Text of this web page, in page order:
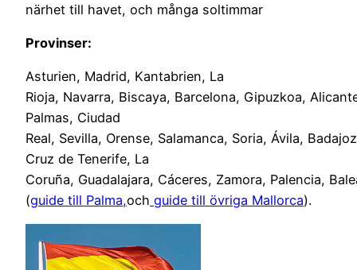
närhet till havet, och många soltimmar
Provinser:
Asturien, Madrid, Kantabrien, La
Rioja, Navarra, Biscaya, Barcelona, Gipuzkoa,
Palmas, Ciudad
Real, Sevilla, Orense, Salamanca, Soria, Ávila,
Cruz de Tenerife, La
Coruña, Guadalajara, Cáceres, Zamora, Palencia,
(guide till Palma,och guide till övriga Mallorca).